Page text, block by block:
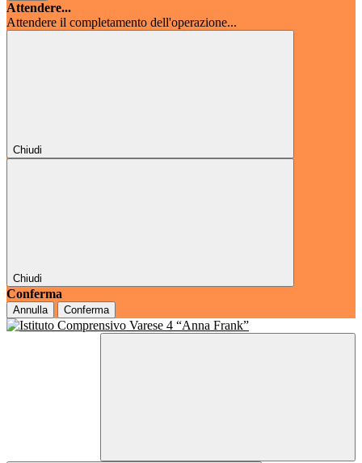
Attendere...
Attendere il completamento dell'operazione...
Chiudi
Chiudi
Conferma
Annulla Conferma